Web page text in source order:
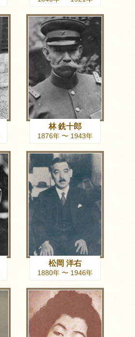
林 銑十郎
1876年 〜 1943年
松岡 洋右
1880年 〜 1946年